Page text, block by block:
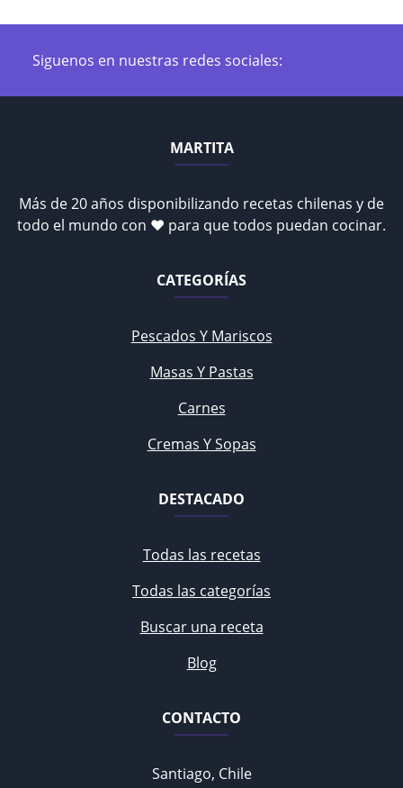
Siguenos en nuestras redes sociales:
MARTITA
Más de 20 años disponibilizando recetas chilenas y de
todo el mundo con ♥ para que todos puedan cocinar.
CATEGORÍAS
Pescados Y Mariscos
Masas Y Pastas
Carnes
Cremas Y Sopas
DESTACADO
Todas las recetas
Todas las categorías
Buscar una receta
Blog
CONTACTO
Santiago, Chile